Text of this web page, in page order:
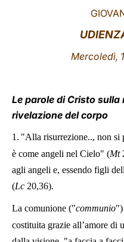
Mercoledì,
Le parole di Cristo
rivelazione del corpo
1. "Alla risurrezione.., non si
è come angeli nel Cielo" (Mt
agli angeli e, essendo figli
(Lc 20,36).
La comunione ("communio")
costituita grazie all’amore di